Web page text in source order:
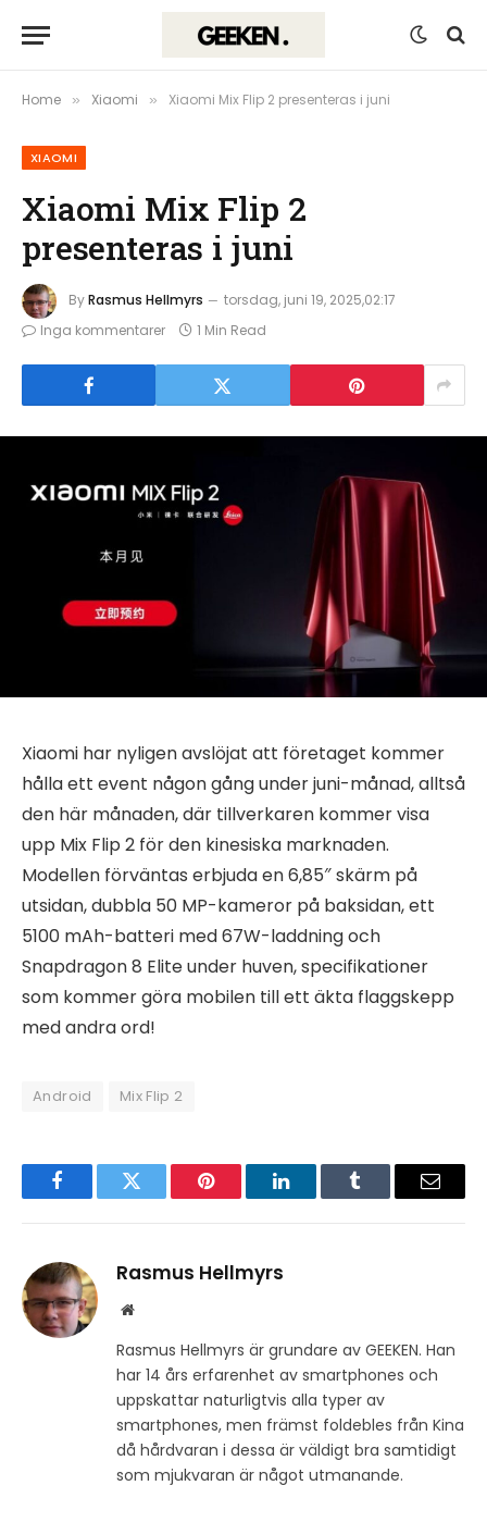
Home » Xiaomi » Xiaomi Mix Flip 2 presenteras i juni
XIAOMI
Xiaomi Mix Flip 2
presenteras i juni
ByRasmus Hellmyrs
torsdag, juni 19, 2025,02:17
Inga kommentarer
1 Min Read
Xiaomi har nyligen avslöjat att företaget kommer
hålla ett event någon gång under juni-månad, alltså
den här månaden, där tillverkaren kommer visa
upp Mix Flip 2 för den kinesiska marknaden.
Modellen förväntas erbjuda en 6,85″ skärm på
utsidan, dubbla 50 MP-kameror på baksidan, ett
5100 mAh-batteri med 67W-laddning och
Snapdragon 8 Elite under huven, specifikationer
som kommer göra mobilen till ett äkta flaggskepp
med andra ord!
Android Mix Flip 2
FacebookTwitter Pinterest LinkedInTumblr Email
Rasmus Hellmyrs
Website
Rasmus Hellmyrs är grundare av GEEKEN. Han
har 14 års erfarenhet av smartphones och
uppskattar naturligtvis alla typer av
smartphones, men främst foldebles från Kina
då hårdvaran i dessa är väldigt bra samtidigt
som mjukvaran är något utmanande.